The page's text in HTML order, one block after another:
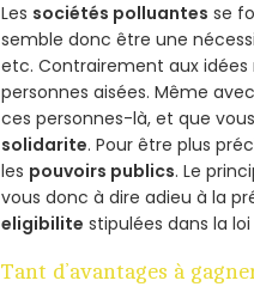
Les sociétés polluantes se
semble donc être une
etc. Contrairement aux
personnes aisées. Même
ces personnes-là, et que
solidarite. Pour être plus
les pouvoirs publics. Le
vous donc à dire adieu à la
eligibilite stipulées dans la
Tant d’avantages à